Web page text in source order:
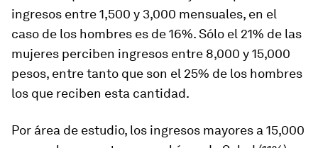
ingresos entre 1,500 y 3,000 mensuales, en el
caso de los hombres es de 16%. Sólo el 21% de las
mujeres perciben ingresos entre 8,000 y 15,000
pesos, entre tanto que son el 25% de los hombres
los que reciben esta cantidad.
Por área de estudio, los ingresos mayores a 15,000